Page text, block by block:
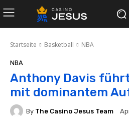
Startseite Basketball NBA
NBA
Anthony Davis
mit dominantem
By The Casino Jesus Team